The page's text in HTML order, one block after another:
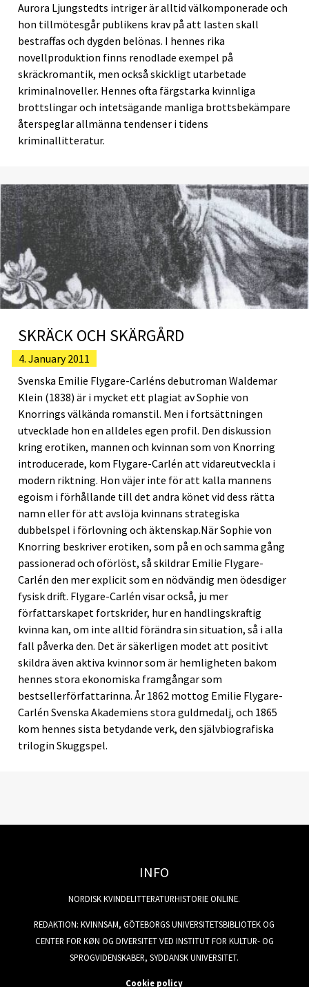
Aurora Ljungstedts intriger är alltid välkomponerade och
hon tillmötesgår publikens krav på att lasten skall
bestraffas och dygden belönas. I hennes rika
novellproduktion finns renodlade exempel på
skräckromantik, men också skickligt utarbetade
kriminalnoveller. Hennes ofta färgstarka kvinnliga
brottslingar och intetsägande manliga brottsbekämpare
återspeglar allmänna tendenser i tidens
kriminallitteratur.
SKRÄCK OCH SKÄRGÅRD
4. January 2011
Svenska Emilie Flygare-Carléns debutroman Waldemar
Klein (1838) är i mycket ett plagiat av Sophie von
Knorrings välkända romanstil. Men i fortsättningen
utvecklade hon en alldeles egen profil. Den diskussion
kring erotiken, mannen och kvinnan som von Knorring
introducerade, kom Flygare-Carlén att vidareutveckla i
modern riktning. Hon väjer inte för att kalla mannens
egoism i förhållande till det andra könet vid dess rätta
namn eller för att avslöja kvinnans strategiska
dubbelspel i förlovning och äktenskap.När Sophie von
Knorring beskriver erotiken, som på en och samma gång
passionerad och oförlöst, så skildrar Emilie Flygare-
Carlén den mer explicit som en nödvändig men ödesdiger
fysisk drift. Flygare-Carlén visar också, ju mer
författarskapet fortskrider, hur en handlingskraftig
kvinna kan, om inte alltid förändra sin situation, så i alla
fall påverka den. Det är säkerligen modet att positivt
skildra även aktiva kvinnor som är hemligheten bakom
hennes stora ekonomiska framgångar som
bestsellerförfattarinna. År 1862 mottog Emilie Flygare-
Carlén Svenska Akademiens stora guldmedalj, och 1865
kom hennes sista betydande verk, den självbiografiska
trilogin Skuggspel.
INFO
NORDISK KVINDELITTERATURHISTORIE ONLINE.
REDAKTION: KVINNSAM, GÖTEBORGS UNIVERSITETSBIBLIOTEK OG
CENTER FOR KØN OG DIVERSITET VED INSTITUT FOR KULTUR- OG
SPROGVIDENSKABER, SYDDANSK UNIVERSITET.
Cookie policy